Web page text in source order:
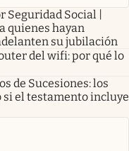
Seguridad Social |
quienes hayan
su jubilación
del wifi: por qué lo
de Sucesiones: los
si el testamento incluye